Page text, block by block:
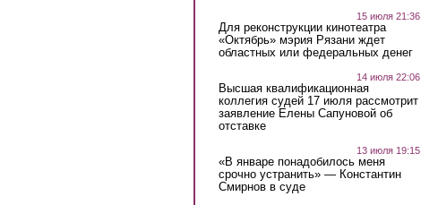
15 июля 21:36
Для реконструкции кинотеатра
«Октябрь» мэрия Рязани ждет
областных или федеральных денег
14 июля 22:06
Высшая квалификационная
коллегия судей 17 июля рассмотрит
заявление Елены Сапуновой об
отставке
13 июля 19:15
«В январе понадобилось меня
срочно устранить» — Константин
Смирнов в суде